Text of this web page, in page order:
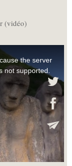
(vidéo)